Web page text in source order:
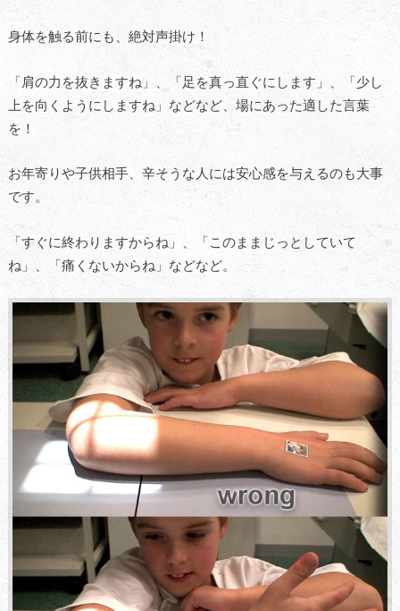
身体を触る前にも、絶対声掛け！
「肩の力を抜きますね」、「足を真っ直ぐにします」、「少し
上を向くようにしますね」などなど、場にあった適した言葉
を！
お年寄りや子供相手、辛そうな人には安心感を与えるのも大事
です。
「すぐに終わりますからね」、「このままじっとしていて
ね」、「痛くないからね」などなど。